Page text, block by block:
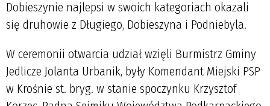
Dobieszynie najlepsi w swoich kategoriach okazali
się druhowie z Długiego, Dobieszyna i Podniebyla.
W ceremonii otwarcia udział wzięli Burmistrz Gminy
Jedlicze Jolanta Urbanik, były Komendant Miejski PSP
w Krośnie st. bryg. w stanie spoczynku Krzysztof